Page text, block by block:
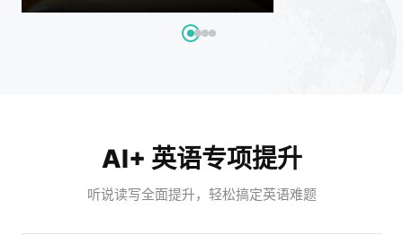
AI+ 英语专项提升
听说读写全面提升，轻松搞定英语难题